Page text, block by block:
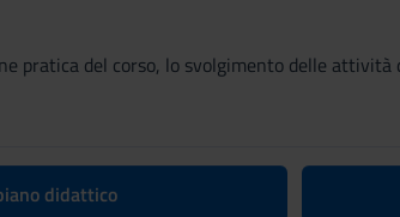
pratica del corso, lo svolgimento delle
didattico